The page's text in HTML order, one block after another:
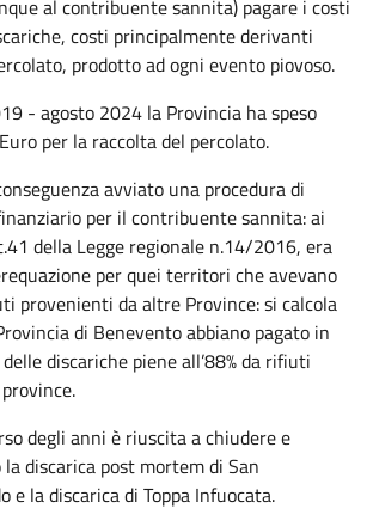
al contribuente sannita) pagare i costi
costi principalmente derivanti
prodotto ad ogni evento piovoso.
- agosto 2024 la Provincia ha speso
per la raccolta del percolato.
avviato una procedura di
per il contribuente sannita: ai
della Legge regionale n.14/2016, era
per quei territori che avevano
provenienti da altre Province: si calcola
di Benevento abbiano pagato in
discariche piene all’88% da rifiuti
degli anni è riuscita a chiudere e
discarica post mortem di San
e la discarica di Toppa Infuocata.